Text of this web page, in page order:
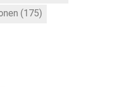
(175)